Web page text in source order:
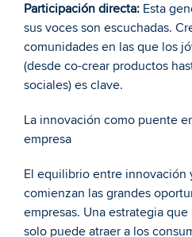
Participación directa: Esta
sus voces son escuchadas.
comunidades en las que los
(desde co-crear productos
sociales) es clave.
La innovación como puente
empresa
El equilibrio entre innovación
comienzan las grandes
empresas. Una estrategia
solo puede atraer a los